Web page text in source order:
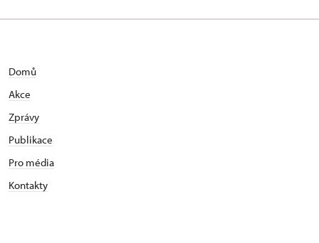
Domů
Akce
Zprávy
Publikace
Pro média
Kontakty